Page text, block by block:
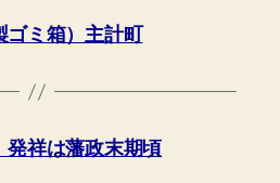
ゴミ箱）主計町
発祥は藩政末期頃